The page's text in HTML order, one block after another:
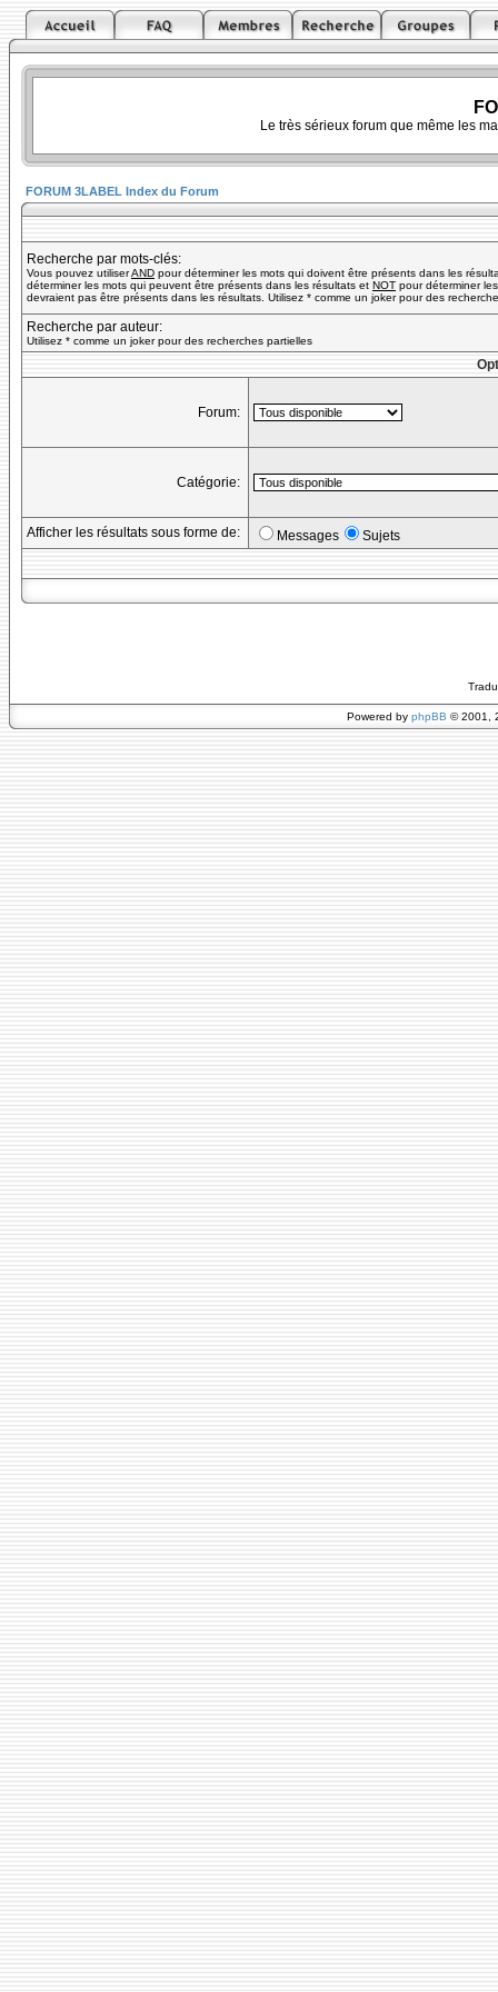
Le très sérieux forum que même les
FORUM 3LABEL Index du Forum
Recherche par mots-clés:
Vous pouvez utiliserAND pour déterminer les mots qui doivent être présents dans les
déterminer les mots qui peuvent être présents dans les résultats et NOT pour déterminer
devraient pas être présents dans les résultats. Utilisez * comme un joker pour des
Recherche par auteur:
Utilisez * comme un joker pour des recherches partielles
Forum:
Catégorie:
Afficher les résultats sous forme de: Messages Sujets
Powered by phpBB © 2001,